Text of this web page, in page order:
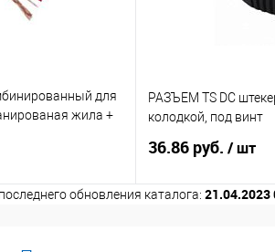
для
жила +
РАЗЪЕМ TS DC
колодкой, под винт
36.86 руб. / шт
обновления каталога: 21.04.2023